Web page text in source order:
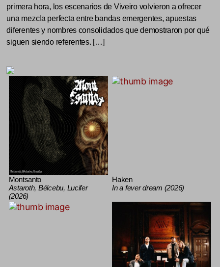
primera hora, los escenarios de Viveiro volvieron a ofrecer
una mezcla perfecta entre bandas emergentes, apuestas
diferentes y nombres consolidados que demostraron por qué
siguen siendo referentes. […]
Montsanto
Astaroth, Bélcebu, Lucifer
(2026)
Haken
In a fever dream (2026)